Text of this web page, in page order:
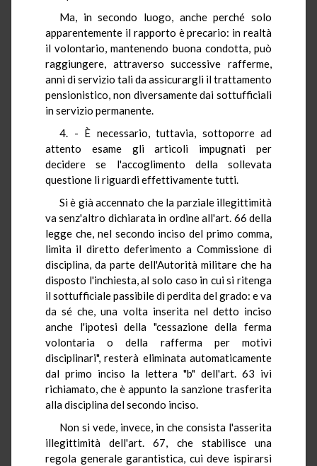
Ma, in secondo luogo, anche perché solo
apparentemente il rapporto è precario: in realtà
il volontario, mantenendo buona condotta, può
raggiungere, attraverso successive rafferme,
anni di servizio tali da assicurargli il trattamento
pensionistico, non diversamente dai sottufficiali
in servizio permanente.
4. - È necessario, tuttavia, sottoporre ad
attento esame gli articoli impugnati per
decidere se l'accoglimento della sollevata
questione li riguardi effettivamente tutti.
Si è già accennato che la parziale illegittimità
va senz'altro dichiarata in ordine all'art. 66 della
legge che, nel secondo inciso del primo comma,
limita il diretto deferimento a Commissione di
disciplina, da parte dell'Autorità militare che ha
disposto l'inchiesta, al solo caso in cui si ritenga
il sottufficiale passibile di perdita del grado: e va
da sé che, una volta inserita nel detto inciso
anche l'ipotesi della "cessazione della ferma
volontaria o della rafferma per motivi
disciplinari", resterà eliminata automaticamente
dal primo inciso la lettera "b" dell'art. 63 ivi
richiamato, che è appunto la sanzione trasferita
alla disciplina del secondo inciso.
Non si vede, invece, in che consista l'asserita
illegittimità dell'art. 67, che stabilisce una
regola generale garantistica, cui deve ispirarsi